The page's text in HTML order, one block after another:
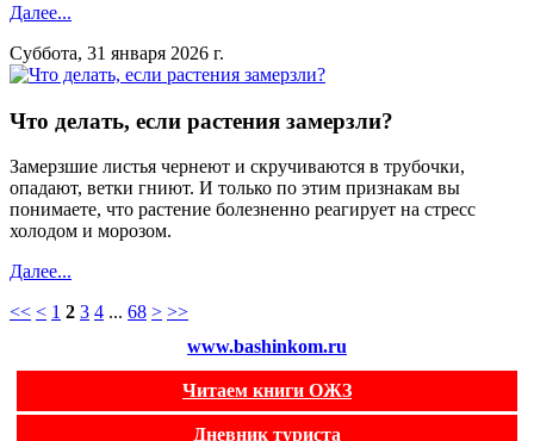
Далее...
Суббота, 31 января 2026 г.
Что делать, если растения замерзли?
Замерзшие листья чернеют и скручиваются в трубочки,
опадают, ветки гниют. И только по этим признакам вы
понимаете, что растение болезненно реагирует на стресс
холодом и морозом.
Далее...
<< < 1 2 3 4 ... 68 > >>
www.bashinkom.ru
Читаем книги ОЖЗ
Дневник туриста